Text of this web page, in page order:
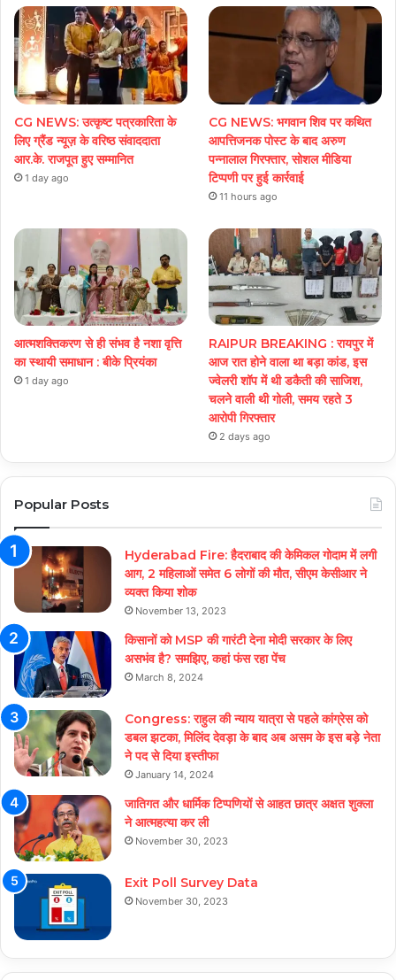
CG NEWS: उत्कृष्ट पत्रकारिता के
लिए ग्रैंड न्यूज़ के वरिष्ठ संवाददाता
आर.के. राजपूत हुए सम्मानित
1 day ago
CG NEWS: भगवान शिव पर कथित
आपत्तिजनक पोस्ट के बाद अरुण
पन्नालाल गिरफ्तार, सोशल मीडिया
टिप्पणी पर हुई कार्रवाई
11 hours ago
आत्मशक्तिकरण से ही संभव है नशा वृत्ति
का स्थायी समाधान : बीके प्रियंका
1 day ago
RAIPUR BREAKING : रायपुर में
आज रात होने वाला था बड़ा कांड, इस
ज्वेलरी शॉप में थी डकैती की साजिश,
चलने वाली थी गोली, समय रहते 3
आरोपी गिरफ्तार
2 days ago
Popular Posts
Hyderabad Fire: हैदराबाद की केमिकल गोदाम में लगी
आग, 2 महिलाओं समेत 6 लोगों की मौत, सीएम केसीआर ने
व्यक्त किया शोक
November 13, 2023
किसानों को MSP की गारंटी देना मोदी सरकार के लिए
असभंव है? समझिए, कहां फंस रहा पेंच
March 8, 2024
Congress: राहुल की न्याय यात्रा से पहले कांग्रेस को
डबल झटका, मिलिंद देवड़ा के बाद अब असम के इस बड़े नेता
ने पद से दिया इस्तीफा
January 14, 2024
जातिगत और धार्मिक टिप्पणियों से आहत छात्र अक्षत शुक्ला
ने आत्महत्या कर ली
November 30, 2023
Exit Poll Survey Data
November 30, 2023